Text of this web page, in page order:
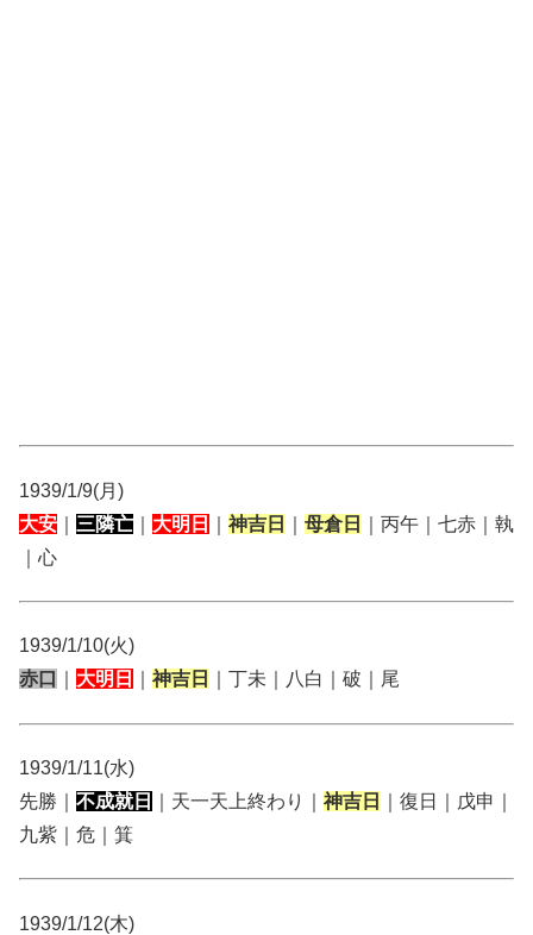
1939/1/9(月)
大安
三隣亡 大明日 神吉日 母倉日
｜丙午｜七赤｜執
｜心
1939/1/10(火)
赤口
大明日 神吉日 ｜丁未｜八白｜破｜尾
1939/1/11(水)
先勝｜ 不成就日 ｜天一天上終わり｜ 神吉日
｜復日｜戊申｜
九紫｜危｜箕
1939/1/12(木)